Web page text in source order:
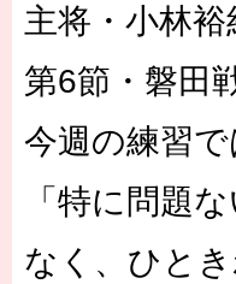
主将・小林
第6節・磐田
今週の練習
「特に問題
なく、ひと